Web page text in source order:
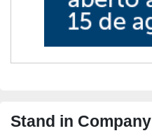
Stand in Company